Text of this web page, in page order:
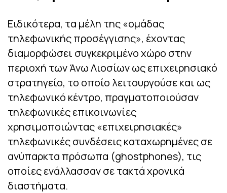
Ειδικότερα, τα μέλη της «ομάδας
τηλεφωνικής προσέγγισης», έχοντας
διαμορφώσει συγκεκριμένο χώρο στην
περιοχή των Άνω Λιοσίων ως επιχειρησιακό
στρατηγείο, το οποίο λειτουργούσε και ως
τηλεφωνικό κέντρο, πραγματοποιούσαν
τηλεφωνικές επικοινωνίες
χρησιμοποιώντας «επιχειρησιακές»
τηλεφωνικές συνδέσεις καταχωρημένες σε
ανύπαρκτα πρόσωπα (ghostphones), τις
οποίες ενάλλασσαν σε τακτά χρονικά
διαστήματα.